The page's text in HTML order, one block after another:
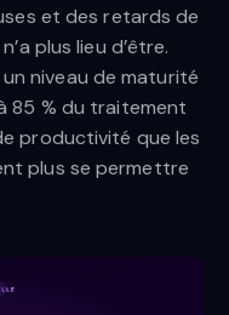
et des retards de
plus lieu d’être.
niveau de maturité
85 % du traitement
productivité que les
plus se permettre